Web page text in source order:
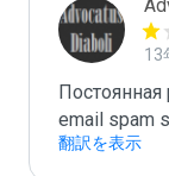
13
email spam
翻訳を表示